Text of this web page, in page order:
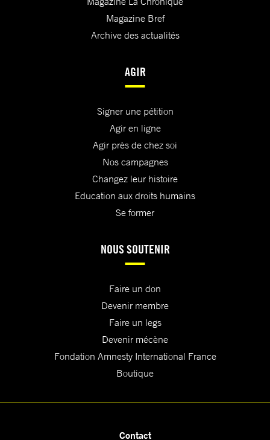
Magazine Bref
Archive des actualités
AGIR
Signer une pétition
Agir en ligne
Agir près de chez soi
Nos campagnes
Changez leur histoire
Education aux droits humains
Se former
NOUS SOUTENIR
Faire un don
Devenir membre
Faire un legs
Devenir mécène
Fondation Amnesty International France
Boutique
Contact